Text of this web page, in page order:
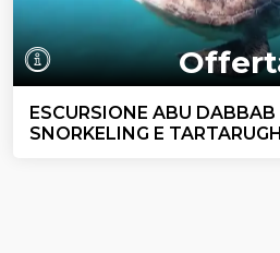
ESCURSIONE ABU
SNORKELING E